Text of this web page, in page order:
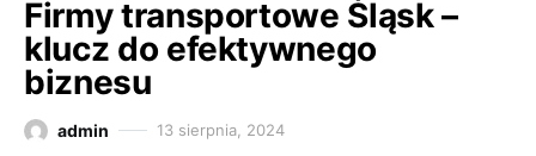
Firmy transportowe Śląsk –
klucz do efektywnego
biznesu
admin 13 sierpnia, 2024